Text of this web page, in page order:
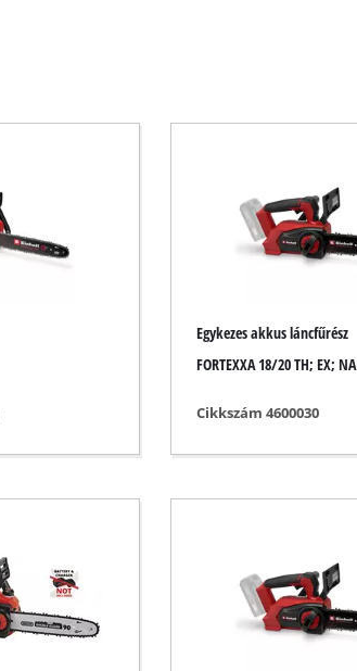
Teleszkópos sövénynyíró
Mélyfúrású kút szivattyúk
Háztartási vízművek
Egykezes akkus láncfűrész
FORTEXXA 18/20 TH; EX; NA
Cikkszám 4600030